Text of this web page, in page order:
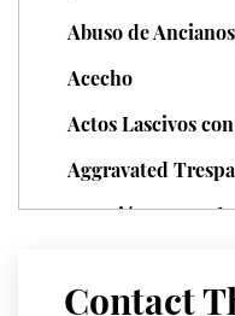
Welfare
Gun Offenses
Carrying
Abuso de
Acecho
Actos Lascivos
Aggravated
Agresión Agravada
Agresión
Contact